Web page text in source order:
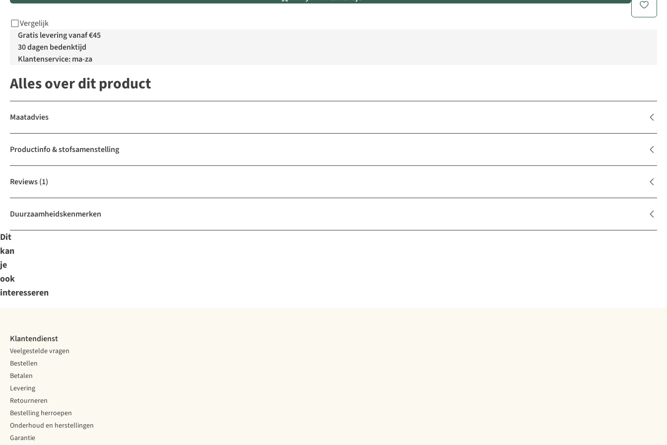
Vergelijk
Gratis levering vanaf €45
30 dagen bedenktijd
Klantenservice: ma-za
Alles over dit product
Maatadvies
Productinfo & stofsamenstelling
Reviews(1)
Duurzaamheidskenmerken
Dit
kan
je
ook
interesseren
Klantendienst
Veelgestelde vragen
Bestellen
Betalen
Levering
Retourneren
Bestelling herroepen
Onderhoud en herstellingen
Garantie